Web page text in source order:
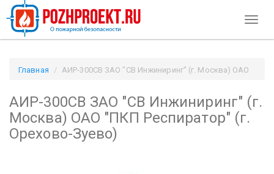
Главная
АИР-300СВ ЗАО "СВ Инжиниринг" (г. Москва) ОАО
АИР-300СВ ЗАО "СВ Инжиниринг" (г.
Москва) ОАО "ПКП Респиратор" (г.
Орехово-Зуево)